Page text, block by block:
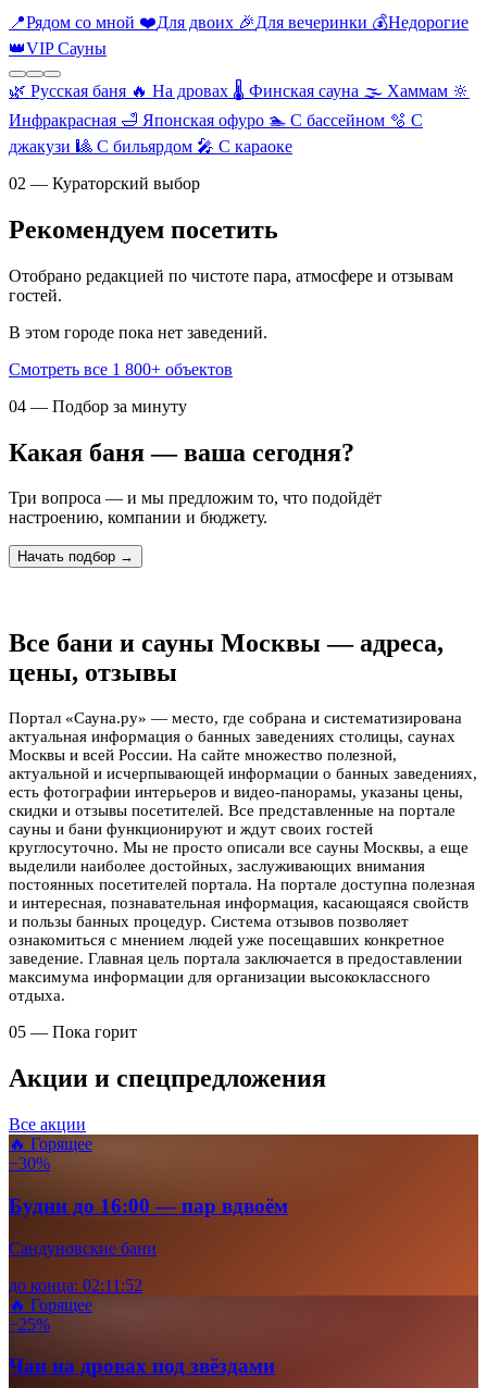
📍Рядом со мной ❤️Для двоих 🎉Для вечеринки 💰Недорогие
👑VIP Сауны
🌿 Русская баня 🔥 На дровах 🌡️ Финская сауна 🌫️ Хаммам 🔆
Инфракрасная 🛁 Японская офуро 🏊 С бассейном 🫧 С
джакузи 🎱 С бильярдом 🎤 С караоке
02 — Кураторский выбор
Рекомендуем посетить
Отобрано редакцией по чистоте пара, атмосфере и отзывам
гостей.
В этом городе пока нет заведений.
Смотреть все 1 800+ объектов
04 — Подбор за минуту
Какая баня — ваша сегодня?
Три вопроса — и мы предложим то, что подойдёт
настроению, компании и бюджету.
Начать подбор →
Все бани и сауны Москвы — адреса,
цены, отзывы
Портал «Сауна.ру» — место, где собрана и систематизирована
актуальная информация о банных заведениях столицы, саунах
Москвы и всей России. На сайте множество полезной,
актуальной и исчерпывающей информации о банных заведениях,
есть фотографии интерьеров и видео-панорамы, указаны цены,
скидки и отзывы посетителей. Все представленные на портале
сауны и бани функционируют и ждут своих гостей
круглосуточно. Мы не просто описали все сауны Москвы, а еще
выделили наиболее достойных, заслуживающих внимания
постоянных посетителей портала. На портале доступна полезная
и интересная, познавательная информация, касающаяся свойств
и пользы банных процедур. Система отзывов позволяет
ознакомиться с мнением людей уже посещавших конкретное
заведение. Главная цель портала заключается в предоставлении
максимума информации для организации высококлассного
отдыха.
05 — Пока горит
Акции и спецпредложения
Все акции
🔥 Горящее
−30%
Будни до 16:00 — пар вдвоём
Сандуновские бани
до конца: 02:11 :51
🔥 Горящее
−25%
Чан на дровах под звёздами